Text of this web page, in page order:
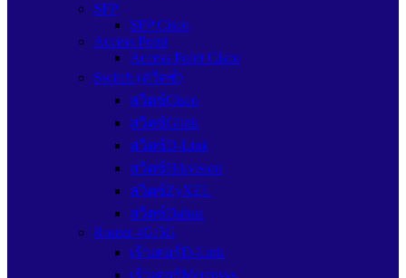
SFP
SFP Cisco
Access Point
Access Point Cisco
Switch (สวิตช์)
สวิตช์Cisco
สวิตช์Glink
สวิตซ์D-Link
สวิตซ์Hikvision
สวิตซ์ZyXEL
สวิตซ์Dahua
Router 4G/5G
เร้าเตอร์D-Link
เร้าเตอร์Mercusys